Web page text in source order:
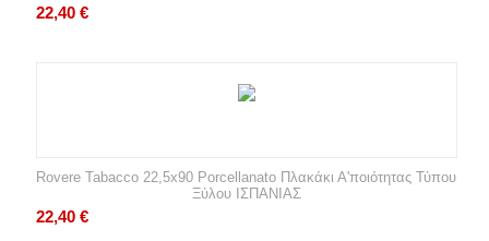
22,40 €
Rovere Tabacco 22,5x90 Porcellanato Πλακάκι Α'ποιότητας Τύπου
Ξύλου ΙΣΠΑΝΙΑΣ
22,40 €